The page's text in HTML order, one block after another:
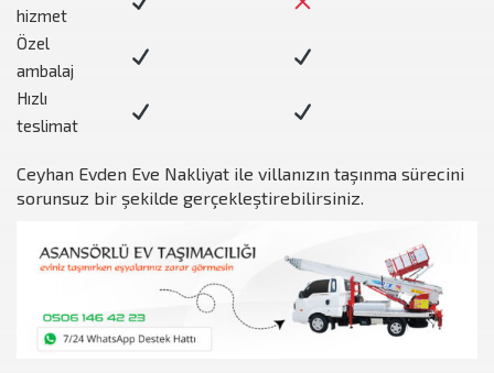
hizmet
Özel
ambalaj
Hızlı
teslimat
Ceyhan Evden Eve Nakliyat ile villanızın taşınma sürecini
sorunsuz bir şekilde gerçekleştirebilirsiniz.